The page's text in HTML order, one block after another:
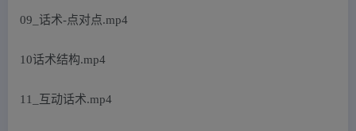
09_话术-点对点.mp4
10话术结构.mp4
11_互动话术.mp4